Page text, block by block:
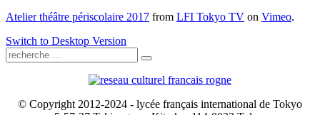
Atelier théâtre périscolaire 2017 from LFI Tokyo TV on Vimeo.
Switch to Desktop Version
© Copyright 2012-2024 - lycée français international de Tokyo